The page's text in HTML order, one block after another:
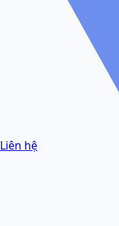
Liên hệ